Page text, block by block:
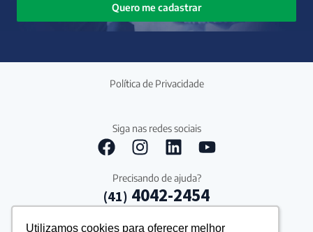
Utilizamos cookies para oferecer melhor
Utilizamos cookies para oferecer melhor
Quero me cadastrar
Política de Privacidade
Siga nas redes sociais
Precisando de ajuda?
(41) 4042-2454